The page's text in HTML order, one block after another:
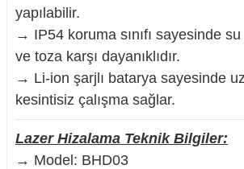
yapılabilir.
→ IP54 koruma sınıfı sayesinde su
ve toza karşı dayanıklıdır.
→ Li-ion şarjlı batarya sayesinde
kesintisiz çalışma sağlar.
Lazer Hizalama Teknik Bilgiler:
→ Model: BHD03